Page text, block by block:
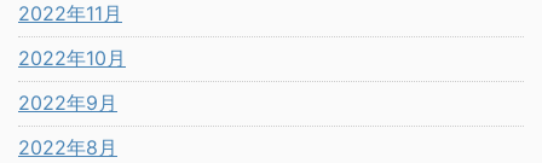
2022年11月
2022年10月
2022年9月
2022年8月